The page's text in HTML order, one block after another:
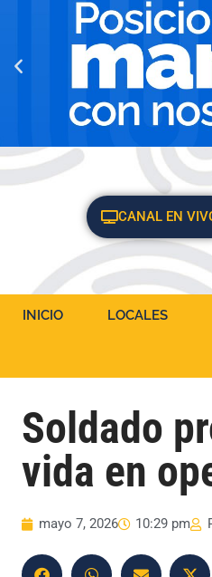
CANAL EN
INICIO LOCALES
Soldado
vida en
mayo 7, 2026 10:29 pm